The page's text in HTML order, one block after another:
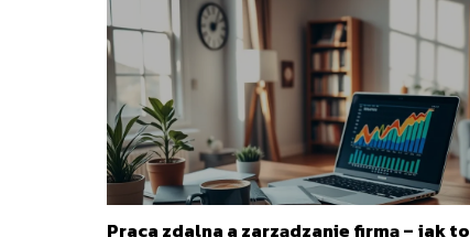
Praca zdalna a zarządzanie firmą – jak to